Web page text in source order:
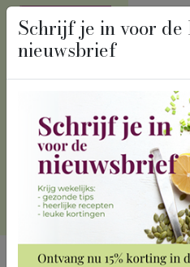
recept
algemeen
Winkel
Receptspecials
PuurGezond
Uien special
Schrijf je in voor de
nieuwsbrief